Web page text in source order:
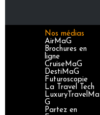
Nos médias
AirMaG
Brochures en
ligne
CruiseMaG
DestiMaG
Futuroscopie
La Travel Tech
LuxuryTravelMa
G
Partez en